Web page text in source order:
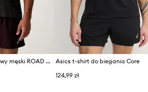
Asics T-shirt treningowy męski ROAD SEAMLESS SS TOP
Asics t-shirt do biegania Core
124,99 zł